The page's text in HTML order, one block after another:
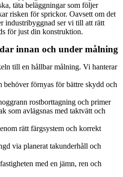
täta beläggningar som följer
risken för sprickor. Oavsett om det
industribyggnad ser vi till att rätt
för just din konstruktion.
innan och under målning
till en hållbar målning. Vi hanterar
förnyas för bättre skydd och
rostborttagning och primer
som avlägsnas med taktvätt och
rätt färgsystem och korrekt
via planerat takunderhåll och
med en jämn, ren och